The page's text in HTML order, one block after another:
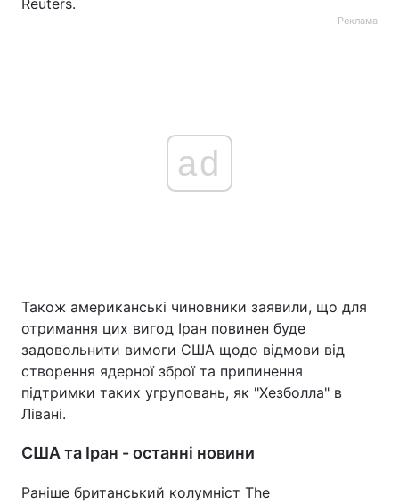
Reuters.
Реклама
ad
Також американські чиновники заявили, що для
отримання цих вигод Іран повинен буде
задовольнити вимоги США щодо відмови від
створення ядерної зброї та припинення
підтримки таких угруповань, як "Хезболла" в
Лівані.
США та Іран - останні новини
Раніше британський колумніст The